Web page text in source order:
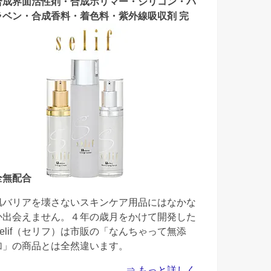
ベン・合成香料・着色料・紫外線吸収剤 完
無配合
バリアを壊さないスキンケア用品にはなかな
出会えません。４年の歳月をかけて開発した
（セリフ）は市販の「なんちゃって無添
」の商品とは全然違います。